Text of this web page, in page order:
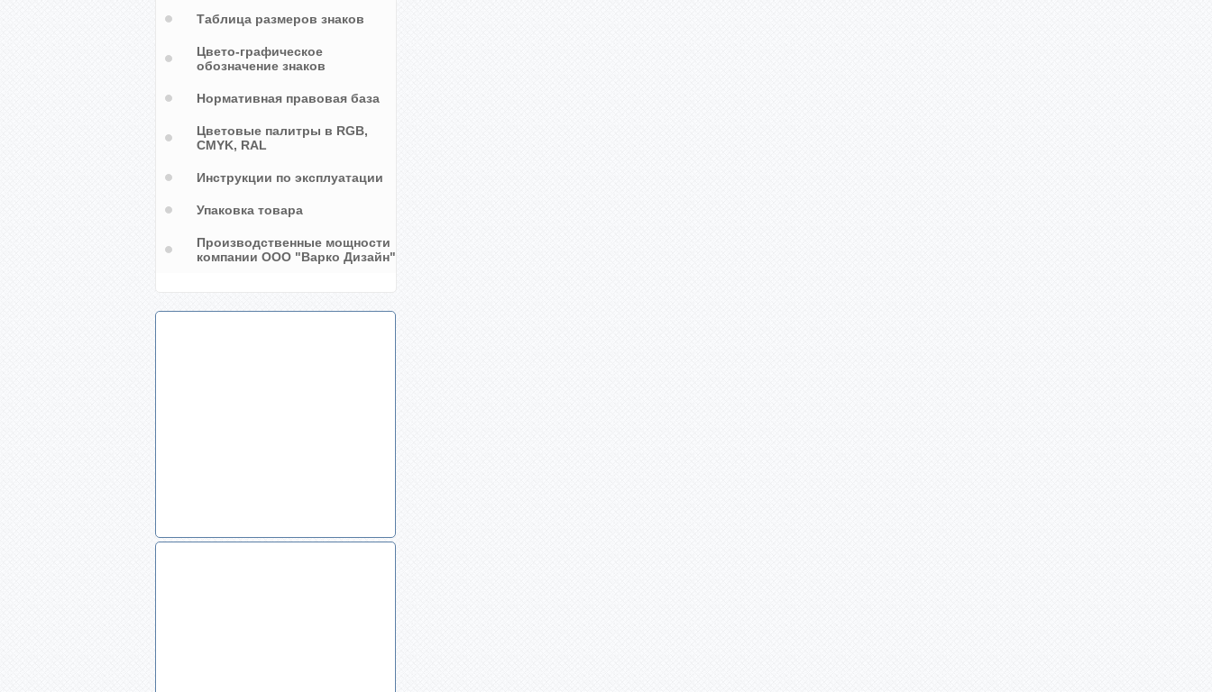
Таблица размеров знаков
Цвето-графическое
обозначение знаков
Нормативная правовая база
Цветовые палитры в RGB,
CMYK, RAL
Инструкции по эксплуатации
Упаковка товара
Производственные мощности
компании ООО "Варко Дизайн"